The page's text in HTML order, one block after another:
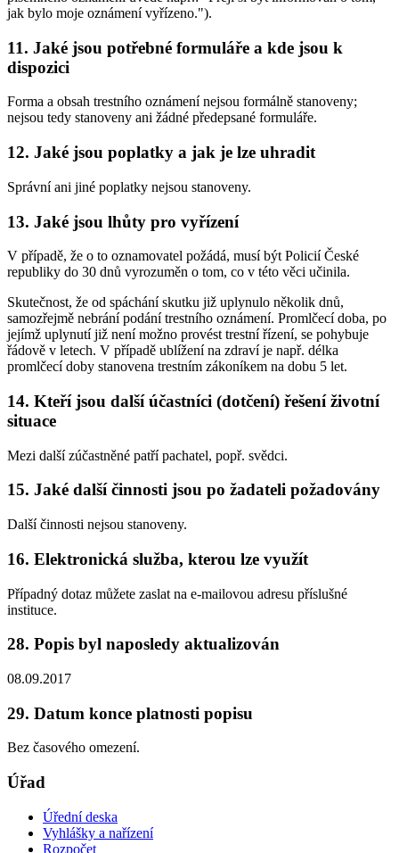
jak bylo moje oznámení vyřízeno.").
11. Jaké jsou potřebné formuláře a kde jsou k
dispozici
Forma a obsah trestního oznámení nejsou formálně stanoveny;
nejsou tedy stanoveny ani žádné předepsané formuláře.
12. Jaké jsou poplatky a jak je lze uhradit
Správní ani jiné poplatky nejsou stanoveny.
13. Jaké jsou lhůty pro vyřízení
V případě, že o to oznamovatel požádá, musí být Policií České
republiky do 30 dnů vyrozuměn o tom, co v této věci učinila.
Skutečnost, že od spáchání skutku již uplynulo několik dnů,
samozřejmě nebrání podání trestního oznámení. Promlčecí doba, po
jejímž uplynutí již není možno provést trestní řízení, se pohybuje
řádově v letech. V případě ublížení na zdraví je např. délka
promlčecí doby stanovena trestním zákoníkem na dobu 5 let.
14. Kteří jsou další účastníci (dotčení) řešení životní
situace
Mezi další zúčastněné patří pachatel, popř. svědci.
15. Jaké další činnosti jsou po žadateli požadovány
Další činnosti nejsou stanoveny.
16. Elektronická služba, kterou lze využít
Případný dotaz můžete zaslat na e-mailovou adresu příslušné
instituce.
28. Popis byl naposledy aktualizován
08.09.2017
29. Datum konce platnosti popisu
Bez časového omezení.
Úřad
Úřední deska
Vyhlášky a nařízení
Rozpočet